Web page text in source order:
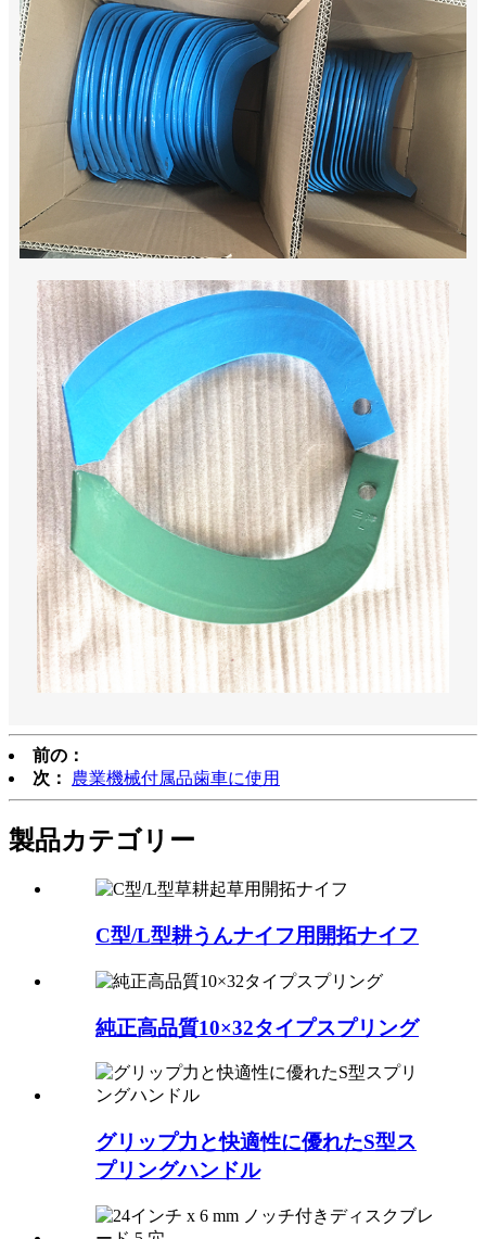
前の：
次：
農業機械付属品歯車に使用
製品カテゴリー
C型/L型耕うんナイフ用開拓ナイフ
純正高品質10×32タイプスプリング
グリップ力と快適性に優れたS型ス
プリングハンドル